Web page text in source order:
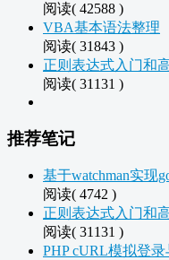
阅读( 42588 )
VBA基本语法整理
阅读( 31843 )
正则表达式入门和
阅读( 31131 )
推荐笔记
基于watchman实现
阅读( 4742 )
正则表达式入门和
阅读( 31131 )
PHP cURL模拟登